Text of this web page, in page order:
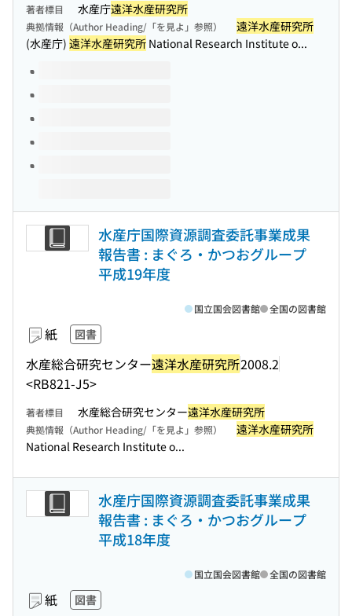
著者標目 水産庁遠洋水産研究所
典拠情報（Author Heading/「を見よ」参照）
遠洋水産研究所
(水産庁) 遠洋水産研究所 National Research Institute o...
このタイトルの巻号
水産庁国際資源調査委託事業成果
報告書 : まぐろ・かつおグループ
平成19年度
紙 図書
水産総合研究センター遠洋水産研究所2008.2
<RB821-J5>
国立国会図書館 全国の図書館
著者標目 水産総合研究センター遠洋水産研究所
典拠情報（Author Heading/「を見よ」参照）
遠洋水産研究所
National Research Institute o...
水産庁国際資源調査委託事業成果
報告書 : まぐろ・かつおグループ
平成18年度
紙 図書
国立国会図書館 全国の図書館